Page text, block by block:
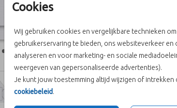
Cookies
Wij gebruiken cookies en vergelijkbare technieken
gebruikerservaring te bieden, ons websiteverkeer en
analyseren en voor marketing- en sociale
weergeven van gepersonaliseerde advertenties).
Je kunt jouw toestemming altijd wijzigen of intrekken
cookiebeleid.